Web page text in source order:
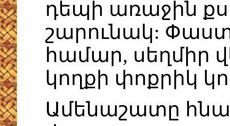
դեպի առաջին
շարունակ:
համար, սեղմիր
կողքի փոքրիկ
Ամենաշատը